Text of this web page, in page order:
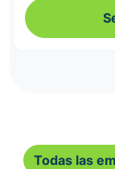
Todas las